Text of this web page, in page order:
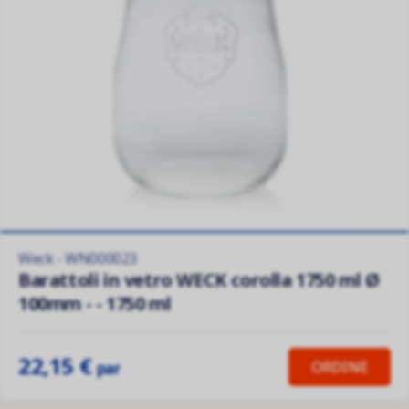
Weck - WN000023
Barattoli in vetro WECK corolla 1750 ml Ø
100mm - - 1750 ml
22,15 €par ORDINE